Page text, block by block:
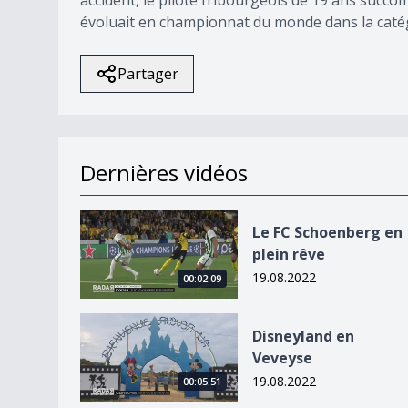
évoluait en championnat du monde dans la
Partager
Dernières vidéos
Le FC Schoenberg en plein rêve
00:02:09
Le FC Schoenberg en
plein rêve
19.08.2022
Disneyland en Veveyse
00:05:51
Disneyland en
Veveyse
19.08.2022